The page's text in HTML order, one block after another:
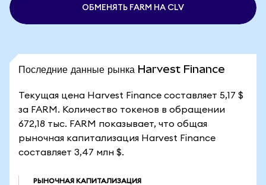
ОБМЕНЯТЬ FARM НА CLV
Последние данные рынка Harvest Finance
Текущая цена Harvest Finance составляет 5,17 $
за FARM. Количество токенов в обращении
672,18 тыс. FARM показывает, что общая
рыночная капитализация Harvest Finance
составляет 3,47 млн $.
РЫНОЧНАЯ КАПИТАЛИЗАЦИЯ